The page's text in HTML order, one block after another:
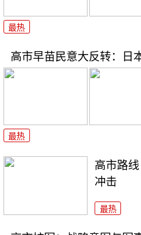
最热
高市早苗民意大反转：日
最热
高市路
冲击
最热